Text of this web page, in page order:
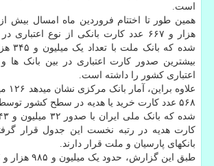
است.
هزار و ۶۶۷ عدد کارت بانکی از نوع
بیشترین صدور کارت اعتباری در بین بانک
اعتباری کشور را داشته است.
۵۶۸ عدد کارت خرید یا هدیه در سطح کشور
کارت هدیه در رتبه نخست این جدول قرار
بانکهای پارسیان و ملت قرار دارند.